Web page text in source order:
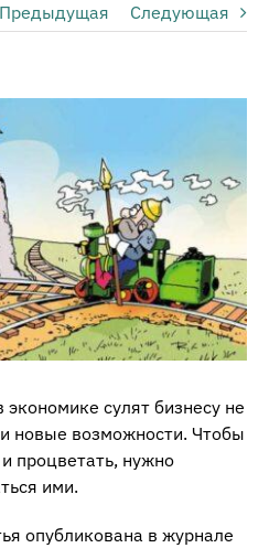
Предыдущая Следующая
сулят бизнесу не
новые возможности. Чтобы
процветать, нужно
ими.
опубликована в журнале